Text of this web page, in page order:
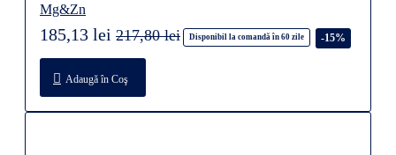
Mg&Zn
Disponibil la comandă în 60 zile -15%
185,13 lei 217,80 lei
Adaugă în Coş